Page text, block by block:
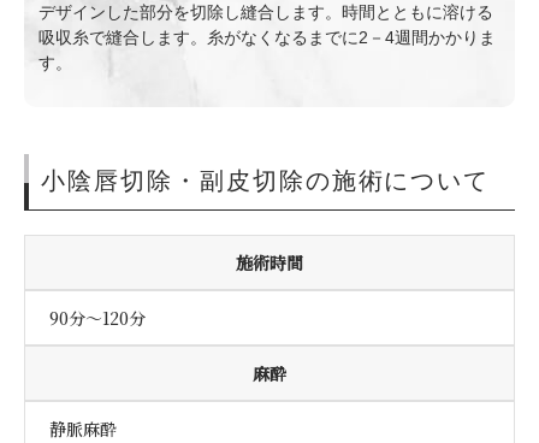
デザインした部分を切除し縫合します。時間とともに溶ける
吸収糸で縫合します。糸がなくなるまでに2－4週間かかりま
す。
小陰唇切除・副皮切除の施術について
施術時間
90分〜120分
麻酔
静脈麻酔